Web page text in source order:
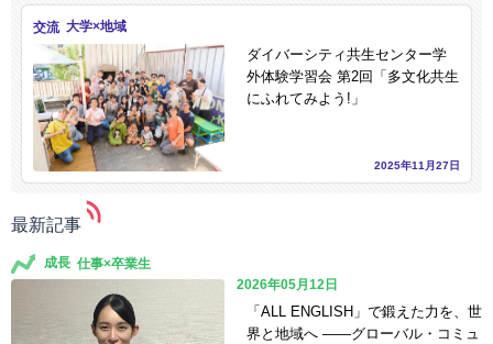
交流
ダイバーシティ共生センター学
外体験学習会 第2回「多文化共生
にふれてみよう!」
2025年11月27日
最新記事
成長
「ALL ENGLISH」で鍛えた力を、世
界と地域へ ――グローバル・コミュ
2026年05月12日